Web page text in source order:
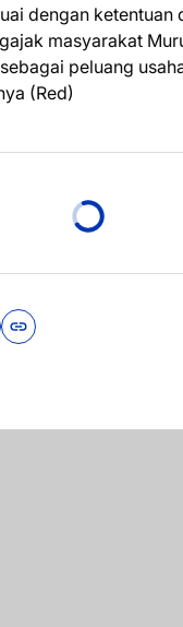
dengan ketentuan
masyarakat
peluang
(Red)